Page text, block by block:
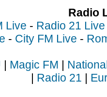
Radio
Live - Radio 21 Live
- City FM Live -
| Magic FM |
| Radio 21 |